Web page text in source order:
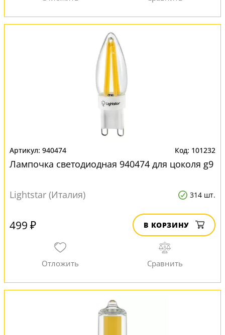
940474 101232
Лампочка светодиодная 940474 для цоколя g9
Lightstar (Италия) 314 шт.
499 ₽ В КОРЗИНУ